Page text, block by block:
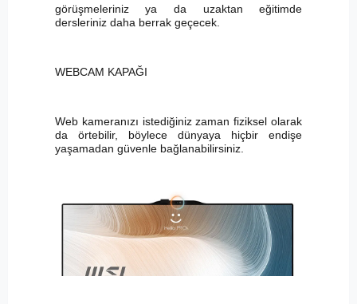
görüşmeleriniz ya da uzaktan eğitimde
dersleriniz daha berrak geçecek.
WEBCAM KAPAĞI
Web kameranızı istediğiniz zaman fiziksel olarak
da örtebilir, böylece dünyaya hiçbir endişe
yaşamadan güvenle bağlanabilirsiniz.